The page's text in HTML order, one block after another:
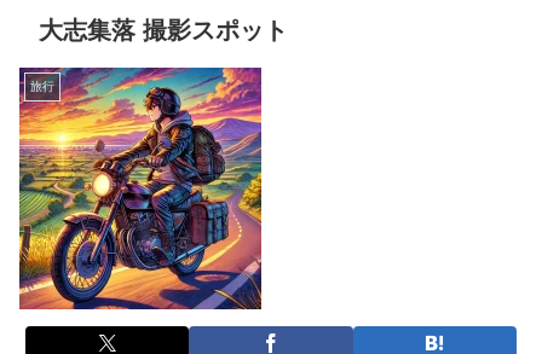
大志集落 撮影スポット
旅行